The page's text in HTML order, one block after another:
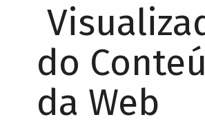
do
da Web